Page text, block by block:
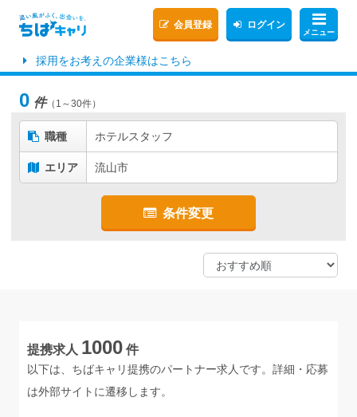
メニュー
会員登録 ログイン
採用をお考えの企業様はこちら
0 件（1～30件）
職種 ホテルスタッフ
エリア 流山市
条件変更
提携求人 1000 件
以下は、ちばキャリ提携のパートナー求人です。詳細・応募
は外部サイトに遷移します。